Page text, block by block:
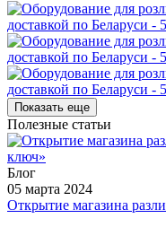
Показать еще
Полезные статьи
Блог
05 марта 2024
Открытие магазина